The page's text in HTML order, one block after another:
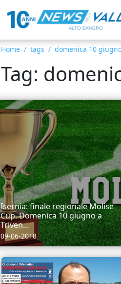
Home tags domenica 10
Tag:
Isernia: finale regionale Molise
Cup. Domenica 10 giugno a
Triven...
09-06-2018